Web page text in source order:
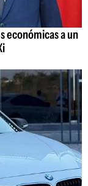
económicas a un